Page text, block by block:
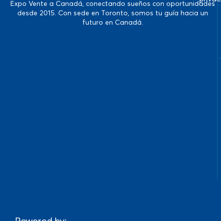
Expo Vente a Canadá, conectando sueños con oportunidades
desde 2015. Con sede en Toronto, somos tu guía hacia un
futuro en Canadá.